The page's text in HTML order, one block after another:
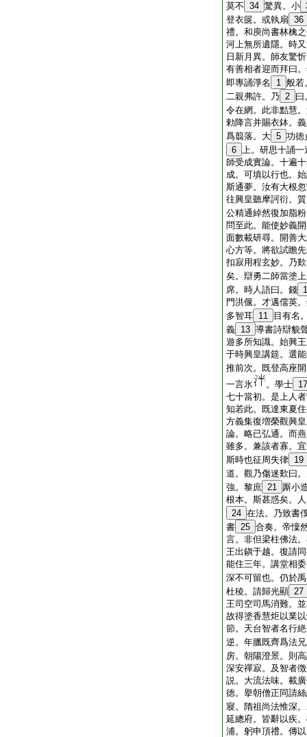
莫不 34 驚異。小
登衣篋。或執扇 36
禮。和庾尚書林檎
河上無所遺隱。時
日新月異。師友驚
有善相者迎而拜曰
即專誦淨名
1 般若
二親弗許。乃 2 曰
令在網。此非黠慧
勅降言并賜衣鉢。
爲翦落。大 5 功徳
6 上。研思十誦
師受成實論。十遍
成。可填以行也。
斯通夢。汝有大根
往興皇聽摩訶衍。
公精通綽然復加脂
問至此。能使妙義
面數載研尋。開善
心方等。將欲試瞻
扣寂用程玄妙。乃
矣。辯勇二師當塗
席。時人語曰。錢
門洪偃。才邁儒英
多智耳 11
目有名
義 13 導書詩辯貌
遊多所知識。始興
于時興皇講筵。選
推前次。既登高座
一言氷
。學士 17
七十當初。是上人
知若此。既達東夏
方義集復増榮觀興
論。略已弘通。而
雖多。兼該者寡。
斯時也征周失律 19
道。觀乃傷迷歎曰
強。黎庶 21 厮小
根本。斯甚惑矣。
24 在法。乃致書
書 25 合奏。帝懍
言。非但梁柱佛法
王出鎭于越。復請
能住三年。講堂相
深不可留也。仍於
杜稜。請歸光顯 27
王司空司馬消難。
故得塗香慧炬以業
節。天台智者名行
逆。年臘既齊爲法
房。朝陽澄景。則
深安禪寂。及智者
説。大流法味。載
徳。擧朝僧正同請
寢。隋祖尚法惟深
延總府。皆辭以疾
浦。躬申頂禮。傳